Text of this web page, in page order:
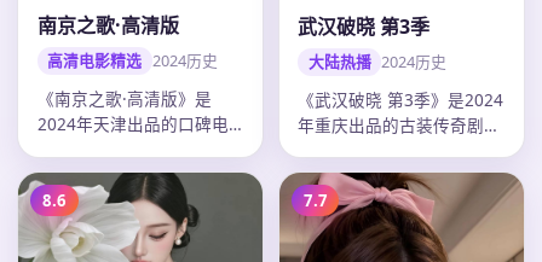
南京之歌·高清版
高清电影精选 2024历史
《南京之歌·高清版》是
2024年天津出品的口碑电
剧情张力…
武汉破晓 第3季
大陆热播 2024历史
《武汉破晓 第3季》是2024
年重庆出品的古装传奇剧，
张…
8.6 7.7